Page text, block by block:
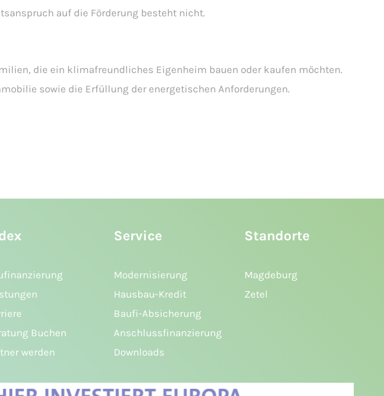
auf die Förderung besteht nicht.
die ein klimafreundliches Eigenheim bauen oder kaufen möchten.
sowie die Erfüllung der energetischen Anforderungen.
Standorte
Magdeburg
Zetel
Buchen
werden
Service
Modernisierung
Hausbau-Kredit
Baufi-Absicherung
Anschlussfinanzierung
Downloads